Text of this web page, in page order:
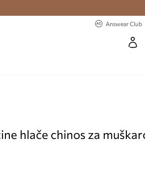
Answear Club
hlače chinos za